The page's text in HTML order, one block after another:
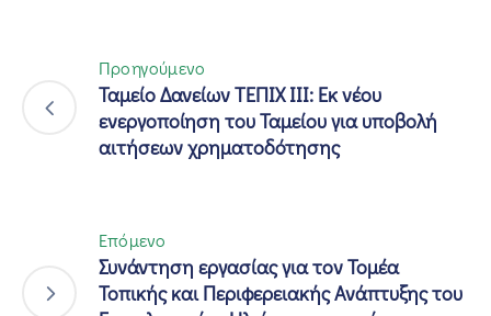
Προηγούμενο
Ταμείο Δανείων ΤΕΠΙΧ ΙΙΙ: Εκ νέου
ενεργοποίηση του Ταμείου για υποβολή
αιτήσεων χρηματοδότησης
Επόμενο
Συνάντηση εργασίας για τον Τομέα
Τοπικής και Περιφερειακής Ανάπτυξης του